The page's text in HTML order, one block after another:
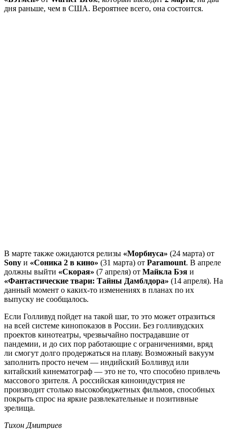
дня раньше, чем в США. Вероятнее всего, она состоится.
В марте также ожидаются релизы «Морбиуса» (24 марта) от
Sony и «Соника 2 в кино» (31 марта) от Paramount. В апреле
должны выйти «Скорая» (7 апреля) от Майкла Бэя и
«Фантастические твари: Тайны Дамблдора» (14 апреля). На
данный момент о каких-то изменениях в планах по их
выпуску не сообщалось.
Если Голливуд пойдет на такой шаг, то это может отразиться
на всей системе кинопоказов в России. Без голливудских
проектов кинотеатры, чрезвычайно пострадавшие от
пандемии, и до сих пор работающие с ограничениями, вряд
ли смогут долго продержаться на плаву. Возможный вакуум
заполнить просто нечем — индийский Болливуд или
китайский кинематограф — это не то, что способно привлечь
массового зрителя. А российская киноиндустрия не
производит столько высокобюджетных фильмов, способных
покрыть спрос на яркие развлекательные и позитивные
зрелища.
Тихон Дмитриев